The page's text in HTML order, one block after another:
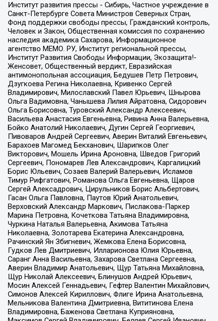
Институт развития прессы - Сибирь, Частное учреждение в
Санкт-Петербурге Совета Министров Северных Стран,
Фонд поддержки свободы прессы, Гражданский контроль,
Человек и Закон, Общественная комиссия по сохранению
наследия академика Сахарова, Информационное
агентство МЕМО. РУ, Институт региональной прессы,
Институт Развития Свободы Информации, Экозащита!-
Женсовет, Общественный вердикт, Евразийская
антимонопольная ассоциация, Бедушев Петр Петрович,
Дзугкоева Регина Николаевна, Кривенко Сергей
Владимирович, Милославский Павел Юрьевич, Шнырова
Ольга Вадимовна, Чанышева Лилия Айратовна, Сидорович
Ольга Борисовна, Туровский Александр Алексеевич,
Васильева Анастасия Евгеньевна, Ривина Анна Валерьевна,
Бойко Анатолий Николаевич, Дугин Сергей Георгиевич,
Пивоваров Андрей Сергеевич, Аверин Виталий Евгеньевич,
Барахоев Магомед Бекханович, Шарипков Олег
Викторович, Мошель Ирина Ароновна, Шведов Григорий
Сергеевич, Пономарев Лев Александрович, Каргалицкий
Борис Юльевич, Созаев Валерий Валерьевич, Исламов
Тимур Рифгатович, Романова Ольга Евгеньевна, Щаров
Сергей Алексадрович, Цирульников Борис Альбертович,
Гасан Ольга Павловна, Паутов Юрий Анатольевич,
Верховский Александр Маркович, Пислакова-Паркер
Марина Петровна, Кочеткова Татьяна Владимировна,
Чуркина Наталья Валерьевна, Акимова Татьяна
Николаевна, Золотарева Екатерина Александровна,
Рачинский Ян Збигневич, Жемкова Елена Борисовна,
Гудков Лев Дмитриевич, Илларионова Юлия Юрьевна,
Саранг Анна Васильевна, Захарова Светлана Сергеевна,
Аверин Владимир Анатольевич, Щур Татьяна Михайловна,
Щур Николай Алексеевич, Блинушов Андрей Юрьевич,
Мосин Алексей Геннадьевич, Гефтер Валентин Михайлович,
Симонов Алексей Кириллович, Флиге Ирина Анатольевна,
Мельникова Валентина Дмитриевна, Вититинова Елена
Владимировна, Баженова Светлана Куприяновна,